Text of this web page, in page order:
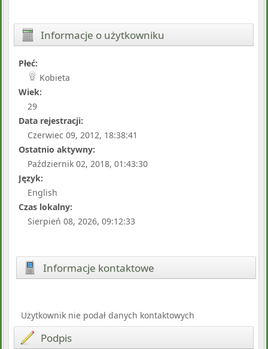
Informacje o użytkowniku
Płeć:
Kobieta
Wiek:
29
Data rejestracji:
Czerwiec 09, 2012, 18:38:41
Ostatnio aktywny:
Październik 02, 2018, 01:43:30
Język:
English
Czas lokalny:
Sierpień 08, 2026, 09:12:33
Informacje kontaktowe
Użytkownik nie podał danych kontaktowych
Podpis